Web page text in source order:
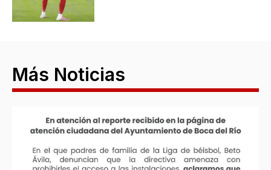
Más Noticias